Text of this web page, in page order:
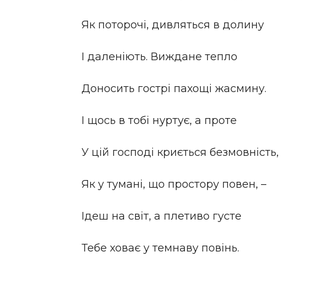
Як поторочі, дивляться в долину
І даленіють. Виждане тепло
Доносить гострі пахощі жасмину.
І щось в тобі нуртує, а проте
У цій господі криється безмовність,
Як у тумані, що простору повен, –
Ідеш на світ, а плетиво густе
Тебе ховає у темнаву повінь.